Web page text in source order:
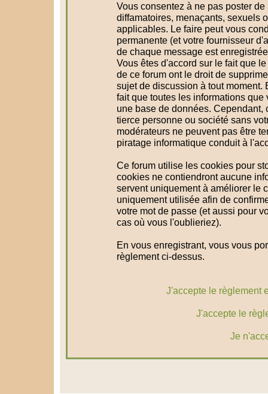
Vous consentez à ne pas poster
diffamatoires, menaçants, sexuels
applicables. Le faire peut vous
permanente (et votre fournisseur
de chaque message est
Vous êtes d'accord sur le fait que
de ce forum ont le droit de
sujet de discussion à tout moment.
fait que toutes les informations
une base de données.
tierce personne ou société sans
modérateurs ne peuvent pas être
piratage informatique conduit à
Ce forum utilise les cookies pour
cookies ne contiendront aucune
servent uniquement à améliorer le
uniquement utilisée afin de
votre mot de passe (et aussi pour
cas où vous l'oublieriez).
En vous enregistrant, vous vous
règlement ci-dessus.
J'accepte le règlement
J'accepte le
Je